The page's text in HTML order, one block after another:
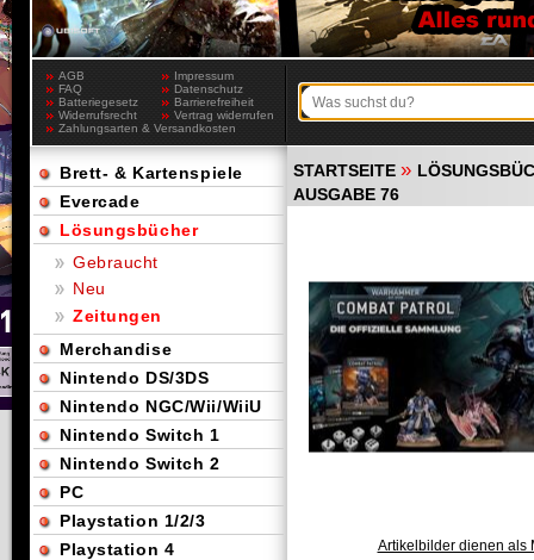
AGB
Impressum
FAQ
Datenschutz
Batteriegesetz
Barrierefreiheit
Widerrufsrecht
Vertrag widerrufen
Zahlungsarten & Versandkosten
STARTSEITE »
AUSGABE 76
Artikelbilder dienen als
Brett- & Kartenspiele
Evercade
Lösungsbücher
Gebraucht
Neu
Zeitungen
Merchandise
Nintendo DS/3DS
Nintendo NGC/Wii/WiiU
Nintendo Switch 1
Nintendo Switch 2
PC
Playstation 1/2/3
Playstation 4